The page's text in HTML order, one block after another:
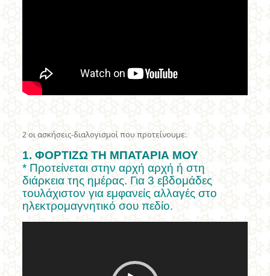
2 οι ασκήσεις-διαλογισμοί που προτείνουμε:
1. ΦΟΡΤΙΖΩ ΤΗ ΜΠΑΤΑΡΙΑ ΜΟΥ
* Προτείνεται στην αρχή αρχή ή στη
διάρκεια της ημέρας. Για 3 εβδομάδες
τουλάχιστον για εμφανείς αλλαγές στο
ηλεκτρομαγνητικό σου πεδίο.